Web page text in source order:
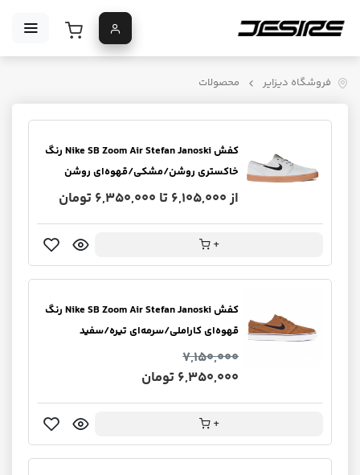
فروشگاه دیزایر محصولات
کفش Nike SB Zoom Air Stefan Janoski رنگ
خاکستری روشن/مشکی/قهوه‌ای روشن
از 6,105,000 تا 6,350,000 تومان
+
کفش Nike SB Zoom Air Stefan Janoski رنگ
قهوه‌ای کاراملی/سرمه‌ای تیره/سفید
7,150,000
6,350,000 تومان
+